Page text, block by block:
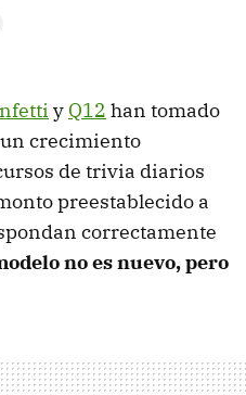
y Q12 han tomado
crecimiento
de trivia diarios
preestablecido a
correctamente
no es nuevo, pero